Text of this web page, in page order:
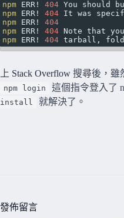
npm ERR! 404 You should
npm ERR! 404 It was
npm ERR! 404
npm ERR! 404 Note that
npm ERR! 404 tarball,
上 Stack Overflow 搜尋後，雖
npm login 這個指令登入了
install
就解決了。
發佈留言